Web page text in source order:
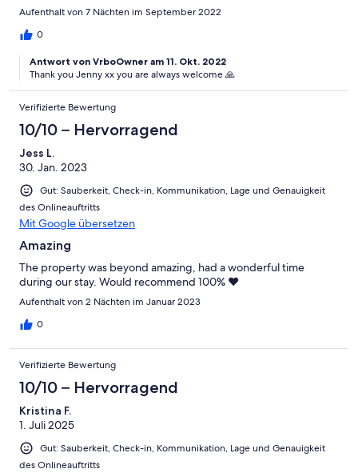
Aufenthalt von 7 Nächten im September 2022
0
Antwort von VrboOwner am 11. Okt. 2022
Thank you Jenny xx you are always welcome 🙏
Verifizierte Bewertung
10/10 – Hervorragend
Jess L.
30. Jan. 2023
Gut: Sauberkeit, Check-in, Kommunikation, Lage und Genauigkeit
des Onlineauftritts
Mit Google übersetzen
Amazing
The property was beyond amazing, had a wonderful time
during our stay. Would recommend 100% ❤️
Aufenthalt von 2 Nächten im Januar 2023
0
Verifizierte Bewertung
10/10 – Hervorragend
Kristina F.
1. Juli 2025
Gut: Sauberkeit, Check-in, Kommunikation, Lage und Genauigkeit
des Onlineauftritts